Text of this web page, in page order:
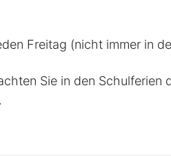
Freitag (nicht immer in
Sie in den Schulferien